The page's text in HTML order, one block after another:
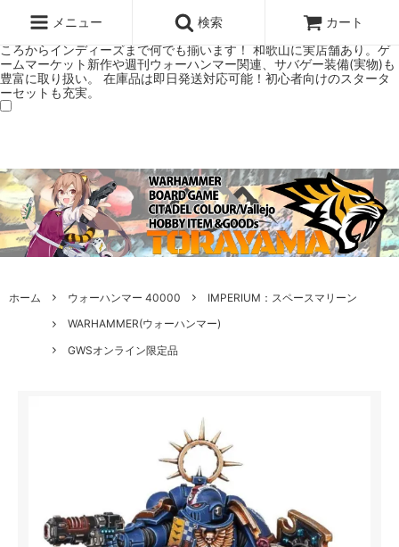
ミアムショップTORAYAMA。通販・オンラインショップです！ ウォー
ハンマーとボードゲームのことなら当店へ！ボードゲームもメジャーど
ころからインディーズまで何でも揃います！ 和歌山に実店舗あり。ゲ
ームマーケット新作や週刊ウォーハンマー関連、サバゲー装備(実物)も
豊富に取り扱い。 在庫品は即日発送対応可能！初心者向けのスタータ
ーセットも充実。
メニュー 検索 カート
ホーム ウォーハンマー 40000
IMPERIUM：スペースマリーン
WARHAMMER(ウォーハンマー)
GWSオンライン限定品